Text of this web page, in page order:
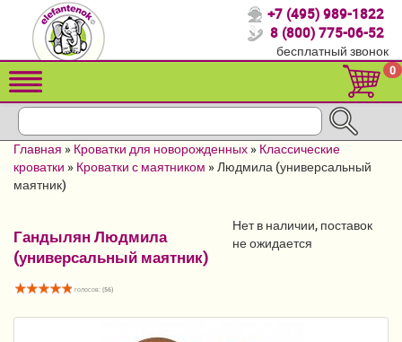
Спасибо, что выбрали нас!
Распродажа!
Детские коляски
Кроватки для новорожденных
Конверты, муфты
+7 (495) 989-1822
8 (800) 775-06-52
бесплатный звонок
0
Главная » Кроватки для новорожденных » Классические
кроватки » Кроватки с маятником »Людмила (универсальный
маятник)
Гандылян Людмила
(универсальный маятник)
голосов: (56)
Нет в наличии, поставок
не ожидается